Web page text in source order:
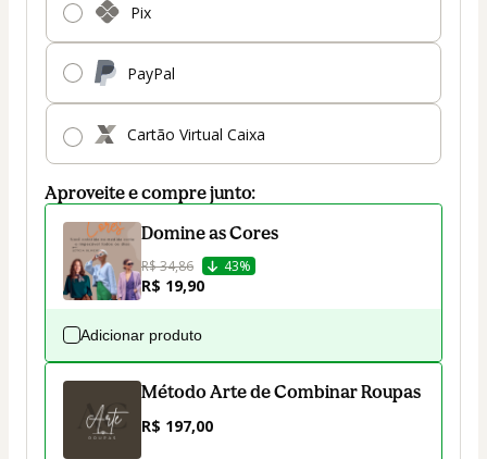
Pix
PayPal
Cartão Virtual Caixa
Aproveite e compre junto:
Domine as Cores
R$ 34,86 43%
R$ 19,90
Adicionar produto
Método Arte de Combinar Roupas
R$ 197,00